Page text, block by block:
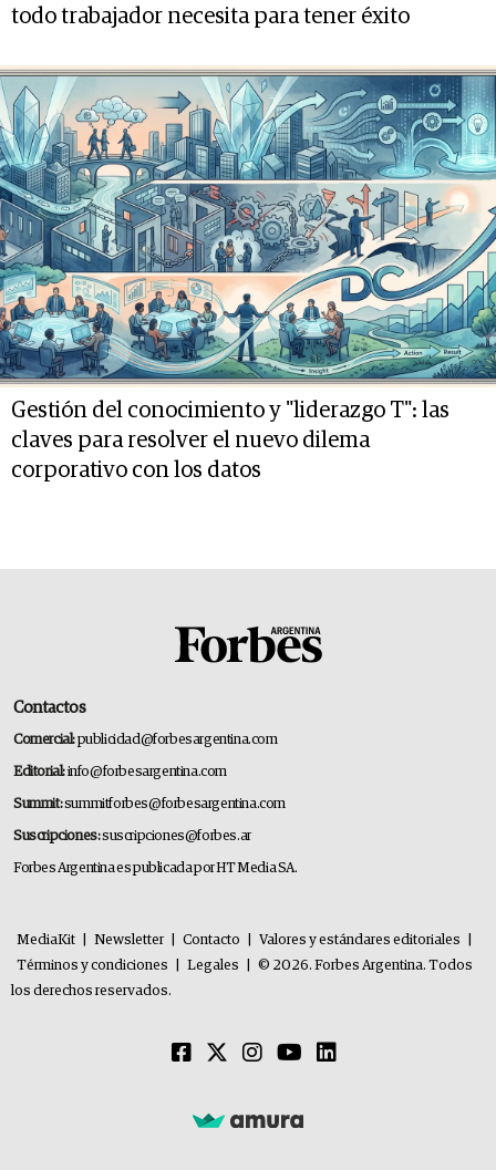
todo trabajador necesita para tener éxito
Gestión del conocimiento y "liderazgo T": las
claves para resolver el nuevo dilema
corporativo con los datos
Contactos
Comercial:publicidad@forbesargentina.com
Editorial:info@forbesargentina.com
Summit:summitforbes@forbesargentina.com
Suscripciones:suscripciones@forbes.ar
Forbes Argentina es publicada por HT Media SA.
MediaKit Newsletter Contacto Valores y estándares editoriales
Términos y condiciones
Legales
© 2026. Forbes Argentina. Todos
los derechos reservados.